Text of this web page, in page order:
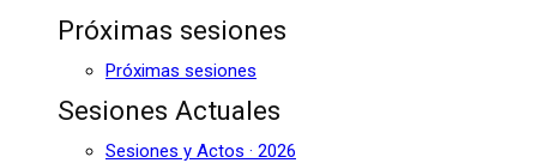
Próximas sesiones
Próximas sesiones
Sesiones Actuales
Sesiones y Actos · 2026